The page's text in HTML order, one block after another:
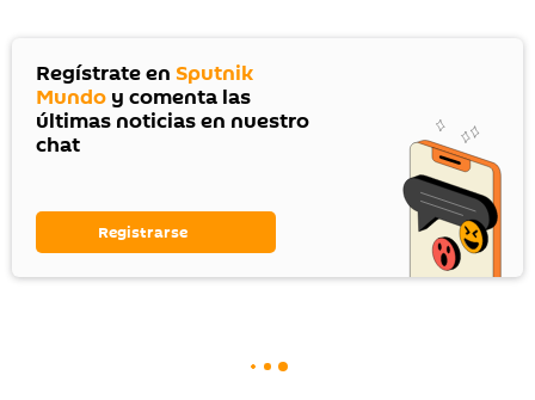
Regístrate en Sputnik
Mundo y comenta las
últimas noticias en nuestro
chat
Registrarse